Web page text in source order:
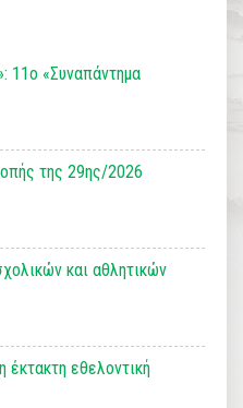
11ο «Συναπάντημα
της 29ης/2026
και αθλητικών
έκτακτη εθελοντική